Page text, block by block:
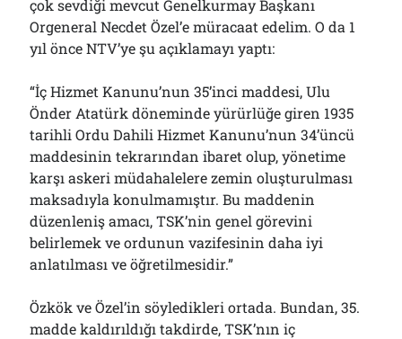
çok sevdiği mevcut Genelkurmay Başkanı
Orgeneral Necdet Özel’e müracaat edelim. O da 1
yıl önce NTV’ye şu açıklamayı yaptı:
“İç Hizmet Kanunu’nun 35’inci maddesi, Ulu
Önder Atatürk döneminde yürürlüğe giren 1935
tarihli Ordu Dahili Hizmet Kanunu’nun 34’üncü
maddesinin tekrarından ibaret olup, yönetime
karşı askeri müdahalelere zemin oluşturulması
maksadıyla konulmamıştır. Bu maddenin
düzenleniş amacı, TSK’nin genel görevini
belirlemek ve ordunun vazifesinin daha iyi
anlatılması ve öğretilmesidir.”
Özkök ve Özel’in söyledikleri ortada. Bundan, 35.
madde kaldırıldığı takdirde, TSK’nın iç